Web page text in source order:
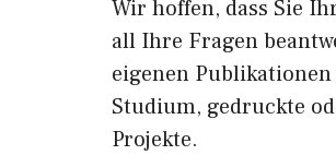
Wir hoffen, dass Sie
all Ihre Fragen
eigenen
Studium, gedruckte
Projekte.